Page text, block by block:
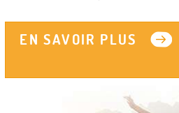
EN SAVOIR PLUS